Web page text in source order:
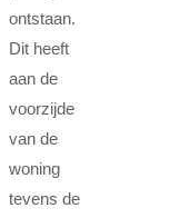
ontstaan.
Dit heeft
aan de
voorzijde
van de
woning
tevens de